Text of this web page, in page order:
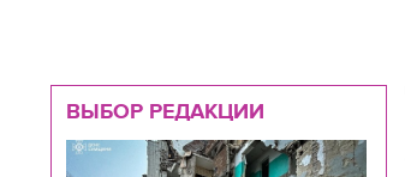
ВЫБОР РЕДАКЦИИ